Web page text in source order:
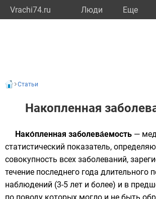
Vrachi74.ru Люди Eще
Статьи
Накопленная
Нако́пленная заболева́емость —
статистический показатель,
совокупность всех заболеваний,
течение последнего года длительного
наблюдений (3-5 лет и более) и в